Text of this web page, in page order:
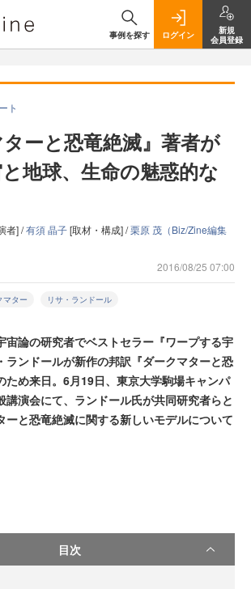
事例を探す ログイン
新規
会員登録
ト
ターと恐竜絶滅』著者が
地球、生命の魅惑的な
者] /有須 晶子[取材・構成] /栗原 茂（Biz/Zine編集
2016/08/25 07:00
マター リサ・ランドール
論の研究者でベストセラー『ワープする宇
ランドールが新作の邦訳『ダークマターと恐
ため来日。6月19日、東京大学駒場キャンパ
講演会にて、ランドール氏が共同研究者らと
ーと恐竜絶滅に関する新しいモデルについて
目次